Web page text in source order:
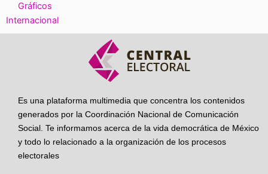
Gráficos
Internacional
Es una plataforma multimedia que concentra los contenidos
generados por la Coordinación Nacional de Comunicación
Social. Te informamos acerca de la vida democrática de México
y todo lo relacionado a la organización de los procesos
electorales